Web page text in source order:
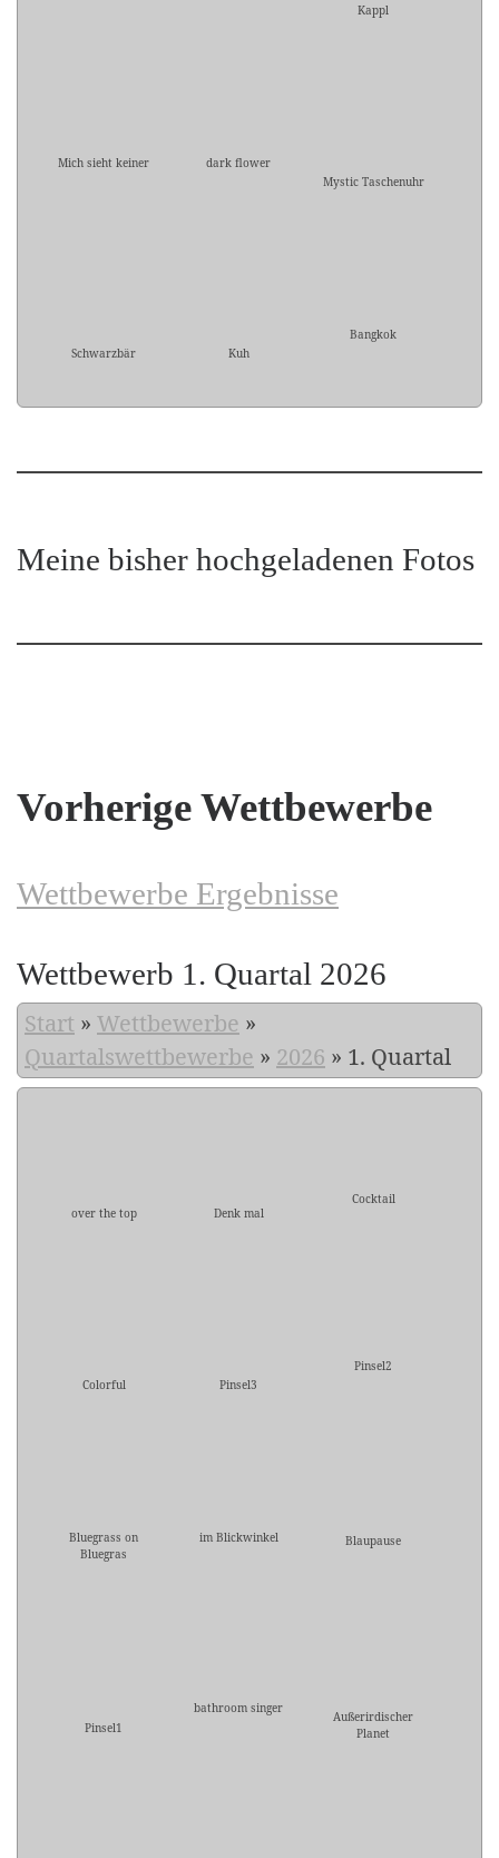
Kappl
Mich sieht keiner
dark flower
Mystic Taschenuhr
Schwarzbär Kuh
Bangkok
Meine bisher hochgeladenen Fotos
Vorherige Wettbewerbe
Wettbewerbe Ergebnisse
Wettbewerb 1. Quartal 2026
Start » Wettbewerbe »
Quartalswettbewerbe » 2026 » 1. Quartal
over the top Denk mal
Cocktail
Colorful Pinsel3
Pinsel2
Bluegrass on
Bluegras
im Blickwinkel Blaupause
Pinsel1
bathroom singer
Außerirdischer
Planet